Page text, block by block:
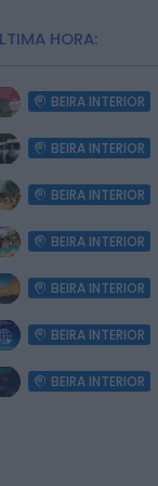
HORA:
BEIRA INTERIOR
BEIRA INTERIOR
BEIRA INTERIOR
BEIRA INTERIOR
BEIRA INTERIOR
BEIRA INTERIOR
BEIRA INTERIOR